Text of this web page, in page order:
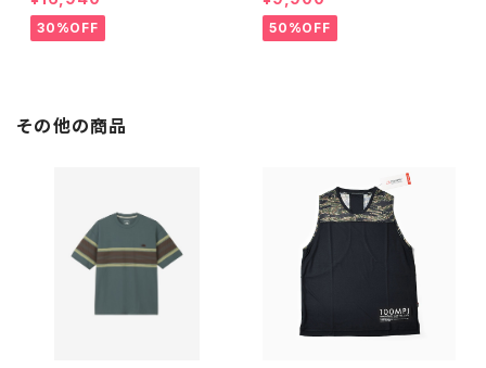
30%OFF
ズ］ BLACK/BLACK ブラック/
ブラック
50%OFF
その他の商品